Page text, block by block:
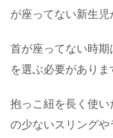
が座ってない新生児
首が座ってない時
を選ぶ必要がありま
抱っこ紐を長く使い
の少ないスリング